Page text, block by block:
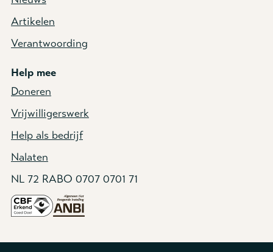
Artikelen
Verantwoording
Help mee
Doneren
Vrijwilligerswerk
Help als bedrijf
Nalaten
NL 72 RABO 0707 0701 71